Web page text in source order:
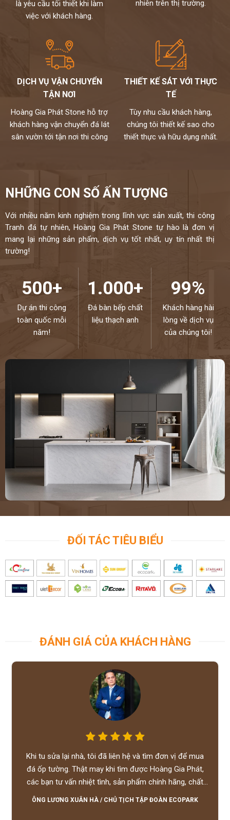
là yêu cầu tối thiết khi làm
việc với khách hàng.
nhiên trên thị trường.
DỊCH VỤ VẬN CHUYỂN
TẬN NƠI
Hoàng Gia Phát Stone hỗ trợ
khách hàng vận chuyển đá lát
sân vườn tới tận nơi thi công
THIẾT KẾ SÁT VỚI THỰC
TẾ
Tùy nhu cầu khách hàng,
chúng tôi thiết kế sao cho
thiết thực và hữu dụng nhất.
NHỮNG CON SỐ ẤN TƯỢNG
Với nhiều năm kinh nghiệm trong lĩnh vực sản xuất, thi công
Tranh đá tự nhiên, Hoàng Gia Phát Stone tự hào là đơn vị
mang lại những sản phẩm, dịch vụ tốt nhất, uy tín nhất thị
trường!
500+
Dự án thi công
toàn quốc mỗi
năm!
1.000+
Đá bàn bếp chất
liệu thạch anh
99%
Khách hàng hài
lòng về dịch vụ
của chúng tôi!
ĐỐI TÁC TIÊU BIỂU
ĐÁNH GIÁ CỦA KHÁCH HÀNG
Khi tu sửa lại nhà, tôi đã liên hệ và tìm đơn vị để mua
đá ốp tường. Thật may khi tìm được Hoàng Gia Phát,
các bạn tư vấn nhiệt tình, sản phẩm chính hãng, chất
lượng tốt, giá hợp lý, hỗ trợ tận tình.
ÔNG LƯƠNG XUÂN HÀ / CHỦ TỊCH TẬP ĐOÀN ECOPARK